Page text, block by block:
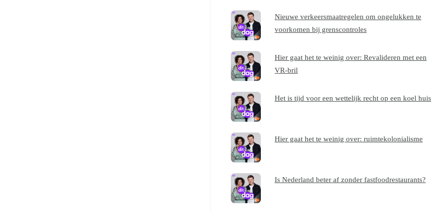
Nieuwe verkeersmaatregelen om ongelukken te
voorkomen bij grenscontroles
Hier gaat het te weinig over: Revalideren met een
VR-bril
Het is tijd voor een wettelijk recht op een koel huis
Hier gaat het te weinig over: ruimtekolonialisme
Is Nederland beter af zonder fastfoodrestaurants?